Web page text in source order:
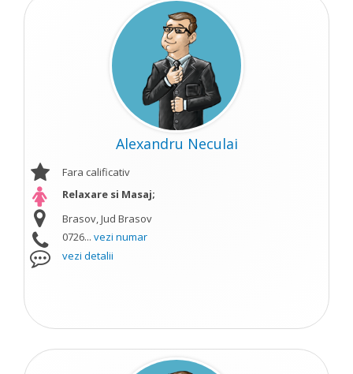
Alexandru Neculai
Fara calificativ
Relaxare si Masaj;
Brasov, Jud Brasov
0726... vezi numar
vezi detalii